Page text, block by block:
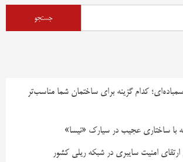
سمباده‌ای؛ کدام گزینه برای ساختمان شما مناسب‌تر
با ساختاری عجیب در سیارک «نیسا»
امنیت سایبری در شبکه ریلی کشور